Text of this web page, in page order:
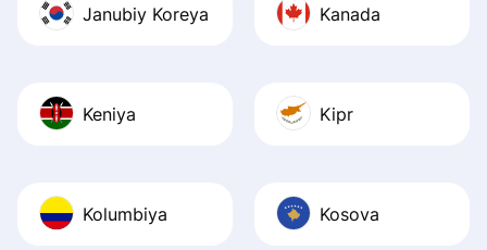
Janubiy Koreya Kanada
Keniya Kipr
Kolumbiya Kosova